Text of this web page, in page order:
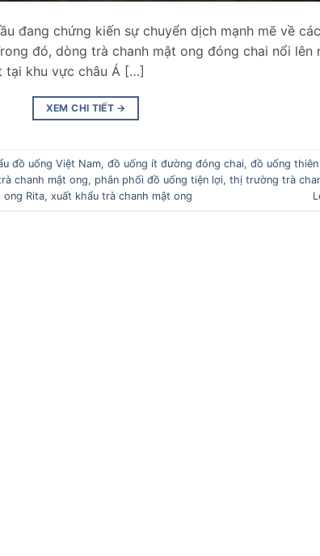
đang chứng kiến sự chuyển dịch mạnh mẽ về
đó, dòng trà chanh mật ong đóng chai nổi lên
tại khu vực châu Á […]
XEM CHI TIẾT →
đồ uống Việt Nam, đồ uống ít đường đóng chai, đồ uống
chanh mật ong, phân phối đồ uống tiện lợi, thị trường trà
ong Rita, xuất khẩu trà chanh mật ong